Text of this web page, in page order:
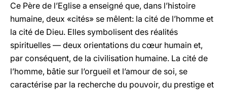
Ce Père de l’Eglise a enseigné que, dans l’histoire
humaine, deux «cités» se mêlent: la cité de l’homme et
la cité de Dieu. Elles symbolisent des réalités
spirituelles — deux orientations du cœur humain et,
par conséquent, de la civilisation humaine. La cité de
l’homme, bâtie sur l’orgueil et l’amour de soi, se
caractérise par la recherche du pouvoir, du prestige et